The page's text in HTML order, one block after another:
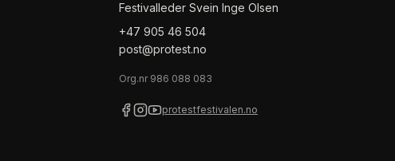
Festivalleder Svein Inge Olsen
+47 905 46 504
post@protest.no
Org.nr 986 088 083
protestfestivalen.no